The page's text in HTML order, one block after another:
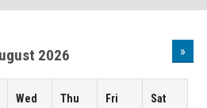
2026 »
Wed Thu Fri Sat